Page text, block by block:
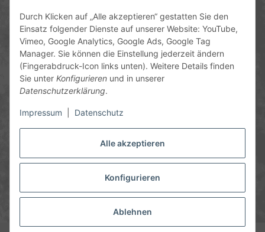
Alle akzeptieren
Konfigurieren
Ablehnen
Durch Klicken auf „Alle akzeptieren“ gestatten Sie den
Einsatz folgender Dienste auf unserer Website: YouTube,
Vimeo, Google Analytics, Google Ads, Google Tag
Manager. Sie können die Einstellung jederzeit ändern
(Fingerabdruck-Icon links unten). Weitere Details finden
Sie unter Konfigurieren und in unserer
Datenschutzerklärung.
Impressum Datenschutz
09372 / 70 80 90
Mo-Fr, 09:00-12:00 | 13:00-17:00 Uhr
Hinter den Straßenäckern 11-13
63906 Erlenbach
info@chemics.eu
Gesetzliche Informationen
* Alle Preise inkl. gesetzlicher USt., zzgl.Versandund ggf.
Nachnahmegebühren, wenn nicht anders angegeben.